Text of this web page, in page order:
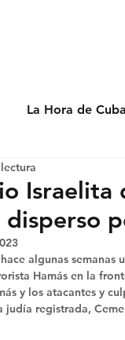
La Hora de
Entrevistas
Política
Israelita
algunas
Hamás en la
y los atacantes y
judía registrada,